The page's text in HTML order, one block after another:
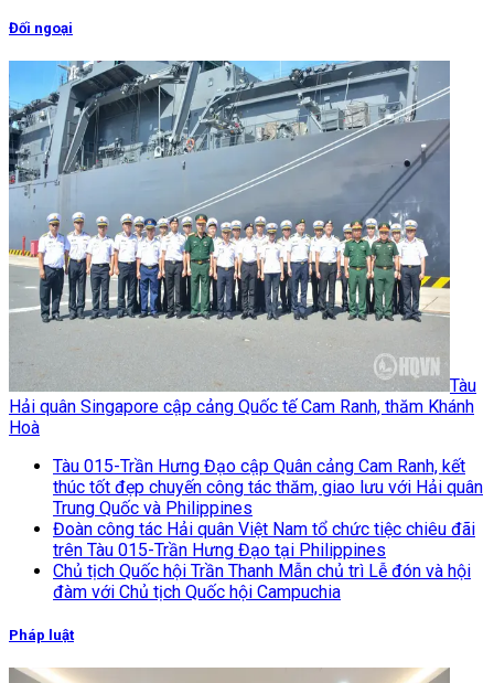
Đối ngoại
Tàu
Hải quân Singapore cập cảng Quốc tế Cam Ranh, thăm Khánh
Hoà
Tàu 015-Trần Hưng Đạo cập Quân cảng Cam Ranh, kết
thúc tốt đẹp chuyến công tác thăm, giao lưu với Hải quân
Trung Quốc và Philippines
Đoàn công tác Hải quân Việt Nam tổ chức tiệc chiêu đãi
trên Tàu 015-Trần Hưng Đạo tại Philippines
Chủ tịch Quốc hội Trần Thanh Mẫn chủ trì Lễ đón và hội
đàm với Chủ tịch Quốc hội Campuchia
Pháp luật